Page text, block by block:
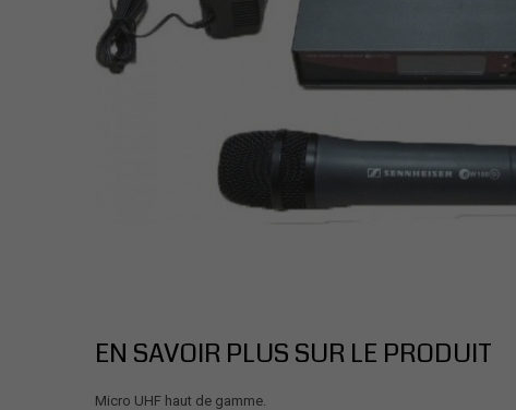
EN SAVOIR PLUS SUR LE PRODUIT
Micro UHF haut de gamme.